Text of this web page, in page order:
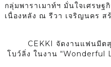
กลุ่มพาราเมาท์ฯ มั่นใจเศรษฐ
เนื่องหลัง ณ รีวา เจริญนคร ส
CEKKI จัดงานแฟนมี
โบว์ลิ่ง ในงาน “Wonderful